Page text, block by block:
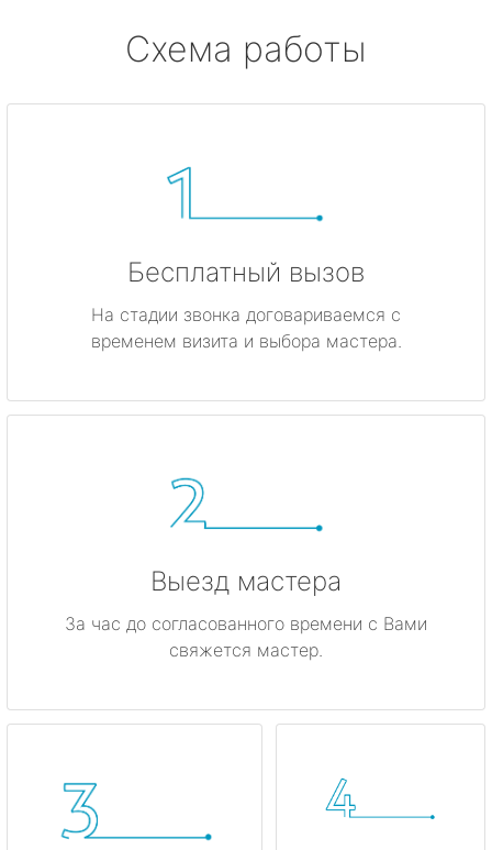
Схема работы
Бесплатный вызов
На стадии звонка договариваемся с
временем визита и выбора мастера.
Выезд мастера
За час до согласованного времени с Вами
свяжется мастер.